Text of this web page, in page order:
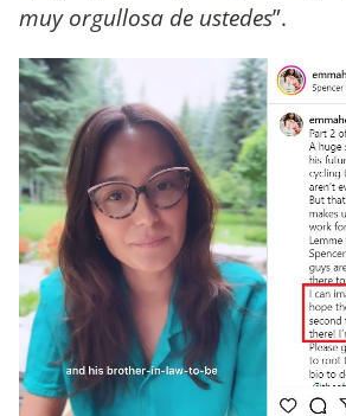
muy orgullosa de ustedes”.